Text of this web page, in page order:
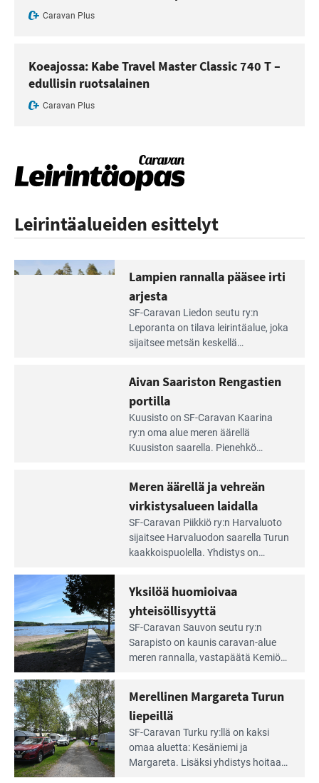
Caravan Plus
Koeajossa: Kabe Travel Master Classic 740 T –
edullisin ruotsalainen
Caravan Plus
Leirintäalueiden esittelyt
Lampien rannalla pääsee irti
arjesta
SF-Caravan Liedon seutu ry:n
Leporanta on tilava leirintäalue, joka
sijaitsee metsän kes­kellä
tarjoaa ympäris­töineen kauniit
maisemat ja loistavat virkistäytymis­
mahdollisuudet.
Aivan Saariston Rengastien
portilla
Kuusisto on SF-Caravan Kaarina
ry:n oma alue meren äärellä
Kuusiston saarella. Pie­nehkö
äärellä
ja
vehreän
virkistysalueen
laidalla
Meren äärellä ja vehreän
virkistysalueen laidalla
SF-Caravan Piikkiö ry:n Harvaluoto
sijait­see Harvaluodon saarella Turun
kaakkois­puolella. Yhdistys on
virkistysalueesta.
Lue
Leirintäoppaan
artikkeli:
Yksilöä
huomioivaa
yhteisöllisyyttä
Yksilöä huomioivaa
yhteisöllisyyttä
SF-Caravan Sauvon seutu ry:n
Sarapisto on kaunis caravan-alue
meren rannalla, vasta­päätä Kemiön
kymmenen paikkaa ilman sähköä.
Lue
Leirintäoppaan
artikkeli:
Merellinen
Merellinen Margareta Turun
liepeillä
SF-Caravan Turku ry:llä on kaksi
omaa aluet­ta: Kesäniemi ja
Margareta. Lisäksi yhdis­tys hoitaa